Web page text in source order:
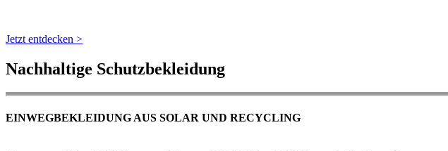
Jetzt entdecken >
Nachhaltige Schutzbekleidung
EINWEGBEKLEIDUNG AUS SOLAR UND RECYCLING